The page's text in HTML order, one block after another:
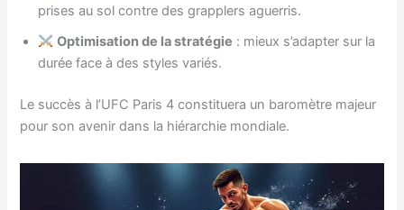
prises au sol contre des grapplers aguerris.
Optimisation de la stratégie : mieux s’adapter sur la
durée face à des styles variés.
Le succès à l’UFC Paris 4 constituera un baromètre majeur
pour son avenir dans la hiérarchie mondiale.